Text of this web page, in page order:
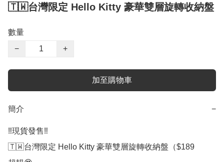
🇹🇼台灣限定 Hello Kitty 豪華雙層旋轉收納盤
數量
−
+
加至購物車
簡介 −
‼️現貨發售‼️
🇹🇼台灣限定 Hello Kitty 豪華雙層旋轉收納盤（$189